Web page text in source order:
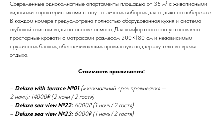
Современные однокомнатные апартаменты площадью от 35 м² с живописными
видовыми характеристиками станут отличным выбором для отдыха на побережье.
В каждом номере предусмотрена полностью оборудованная кухня и система
глубокой очистки воды на основе осмоса. Для комфортного сна установлены
просторные кровати с матрасами размером 200×180 см и независимым
пружинным блоком, обеспечивающим правильную поддержку тела во время
отдыха.
Стоимость проживания:
– Deluxe with terrace №01 (минимальный срок проживания —
2 ночи): 14000₽ (2 ночи / 2 гостя)
– Deluxe sea view №22: 6000₽ (1 ночь / 2 гостя)
– Deluxe sea view №23: 6000₽ (1 ночь / 2 гостя)